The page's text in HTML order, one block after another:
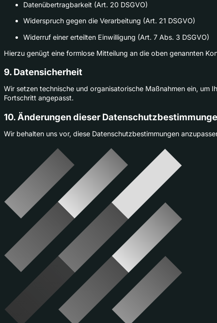
Datenübertragbarkeit (Art. 20 DSGVO)
Widerspruch gegen die Verarbeitung (Art. 21 DSGVO)
Widerruf einer erteilten Einwilligung (Art. 7 Abs. 3 DSGVO)
Hierzu genügt eine formlose Mitteilung an die oben genannten
9. Datensicherheit
Wir setzen technische und organisatorische Maßnahmen ein,
Fortschritt angepasst.
10. Änderungen dieser
Wir behalten uns vor, diese Datenschutzbestimmungen